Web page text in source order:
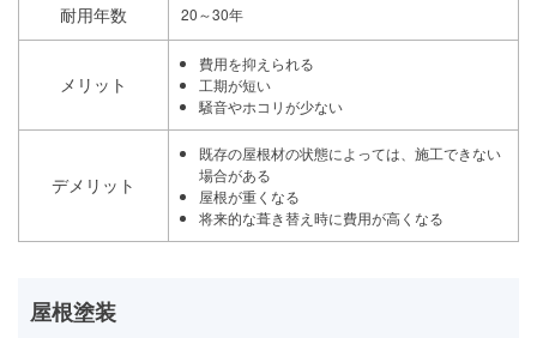
耐用年数 20～30年
メリット
費用を抑えられる
工期が短い
騒音やホコリが少ない
デメリット
既存の屋根材の状態によっては、施工できない
場合がある
屋根が重くなる
将来的な葺き替え時に費用が高くなる
屋根塗装